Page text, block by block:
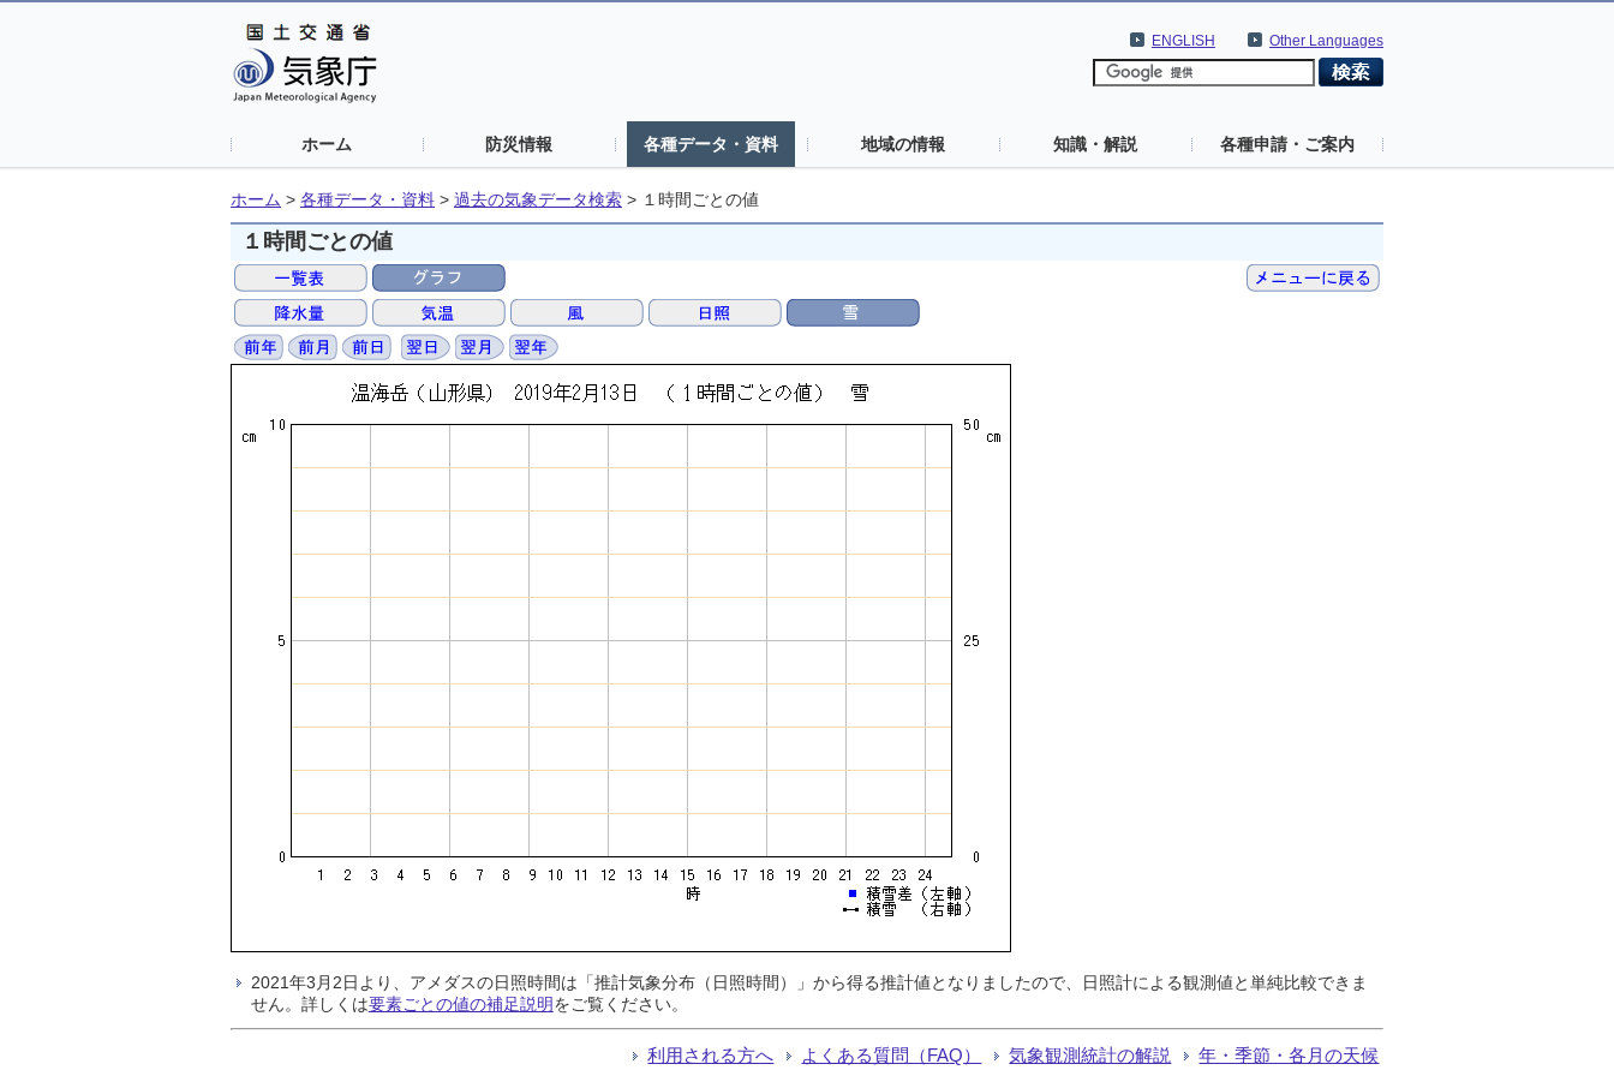
Other Languages
ENGLISH
ホーム 防災情報 各種データ・資料 地域の情報 知識・解説 各種申請・ご案内
ホーム > 各種データ・資料 > 過去の気象データ検索 > １時間ごとの値
１時間ごとの値
2021年3月2日より、アメダスの日照時間は「推計気象分布（日照時間）」から得る推計値となりましたので、日照計による観測値と単純比較できま
せん。詳しくは要素ごとの値の補足説明をご覧ください。
利用される方へ よくある質問（FAQ） 気象観測統計の解説 年・季節・各月の天候